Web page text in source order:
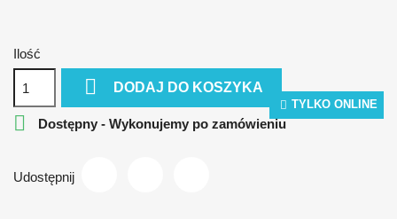
TYLKO ONLINE
Ilość
 DODAJ DO KOSZYKA
 Dostępny - Wykonujemy po zamówieniu
Udostępnij